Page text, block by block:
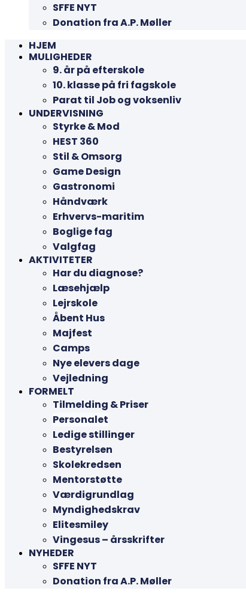
SFFE NYT
Donation fra A.P. Møller
HJEM
MULIGHEDER
9. år på efterskole
10. klasse på fri fagskole
Parat til Job og voksenliv
UNDERVISNING
Styrke & Mod
HEST 360
Stil & Omsorg
Game Design
Gastronomi
Håndværk
Erhvervs-maritim
Boglige fag
Valgfag
AKTIVITETER
Har du diagnose?
Læsehjælp
Lejrskole
Åbent Hus
Majfest
Camps
Nye elevers dage
Vejledning
FORMELT
Tilmelding & Priser
Personalet
Ledige stillinger
Bestyrelsen
Skolekredsen
Mentorstøtte
Værdigrundlag
Myndighedskrav
Elitesmiley
Vingesus – årsskrifter
NYHEDER
SFFE NYT
Donation fra A.P. Møller